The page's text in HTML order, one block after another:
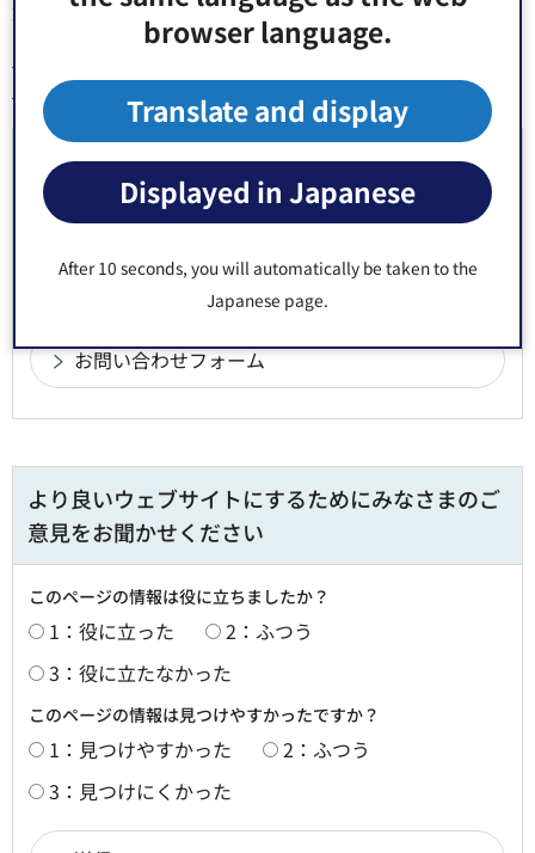
browser language.
Translate and display
Displayed in Japanese
After 10 seconds, you will automatically be taken to the
Japanese page.
集約結果は以下の資料をご確認ください。
「（仮称）江東区立図書館ビジョン」策定に係る意見聴取
実施報告書（PDF：3,635KB）（別ウィンドウで開きます）
お問い合わせ先
教育委員会事務局 江東図書館 管理係
郵便番号136-0076 東京都江東区南砂6丁目7番52号
03-3640-3154
より良いウェブサイトにするためにみなさまのご
意見をお聞かせください
このページの情報は役に立ちましたか？
1：役に立った
2：ふつう
3：役に立たなかった
このページの情報は見つけやすかったですか？
1：見つけやすかった
2：ふつう
3：見つけにくかった